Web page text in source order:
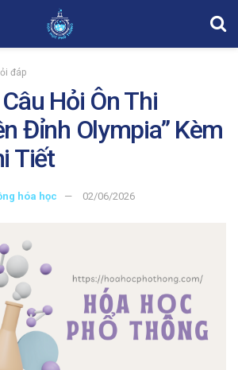
đáp
Hỏi Ôn Thi
Đỉnh Olympia” Kèm
Tiết
hóa học 02/06/2026